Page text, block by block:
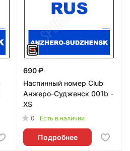
690 ₽
Наспинный номер Club
Анжеро-Судженск 001b -
XS
0 Есть в наличии
Подробнее